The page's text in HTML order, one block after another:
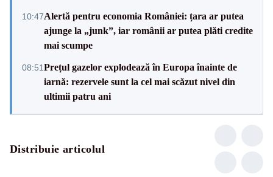
10:47Alertă pentru economia României: țara ar putea
ajunge la „junk”, iar românii ar putea plăti credite
mai scumpe
08:51Prețul gazelor explodează în Europa înainte de
iarnă: rezervele sunt la cel mai scăzut nivel din
ultimii patru ani
Distribuie articolul